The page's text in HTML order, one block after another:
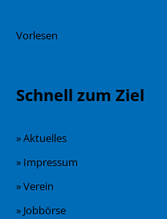
Vorlesen
Schnell zum Ziel
» Aktuelles
» Impressum
» Verein
» Jobbörse